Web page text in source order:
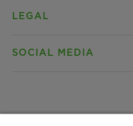
LEGAL
SOCIAL MEDIA